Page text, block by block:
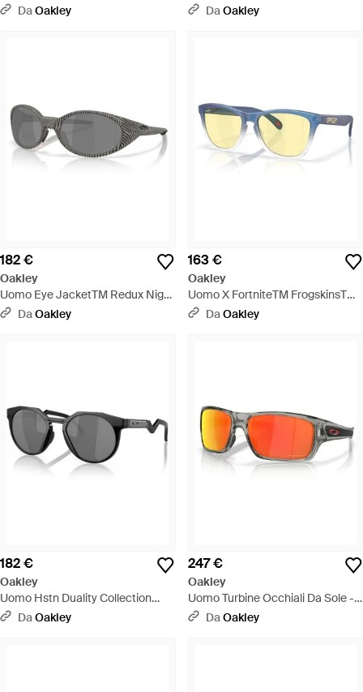
NeroDaOakley Occhiali Da Sole - Nero
DaOakley
182 €
Oakley
Uomo Eye JacketTM Redux Night
Mission Collection Occhiali Da
DaOakley
163 €
Oakley
Uomo X FortniteTM FrogskinsTM
S Occhiali Da Sole - Nero
DaOakley
182 €
Oakley
Uomo Hstn Duality Collection
Occhiali Da Sole - Nero
DaOakley
247 €
Oakley
Uomo Turbine Occhiali Da Sole -
Multicolore
DaOakley